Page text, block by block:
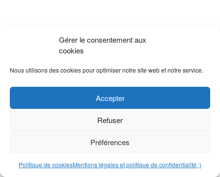
Gérer le consentement aux
cookies
Nous utilisons des cookies pour optimiser notre site web et notre service.
Accepter
Refuser
Préférences
Politique de cookiesMentions légales et politique de confidentialité ;)